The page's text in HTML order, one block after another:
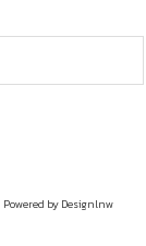
Powered by Designlnw